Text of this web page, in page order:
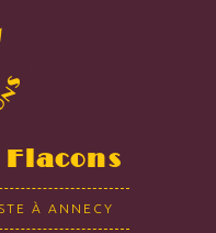
À ANNECY